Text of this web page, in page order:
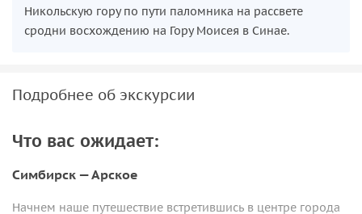
Никольскую гору по пути паломника на рассвете
сродни восхождению на Гору Моисея в Синае.
Подробнее об экскурсии
Что вас ожидает:
Симбирск — Арское
Начнем наше путешествие встретившись в центре города